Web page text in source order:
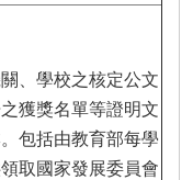
、學校之核定公文
獲獎名單等證明文
包括由教育部每學
取國家發展委員會